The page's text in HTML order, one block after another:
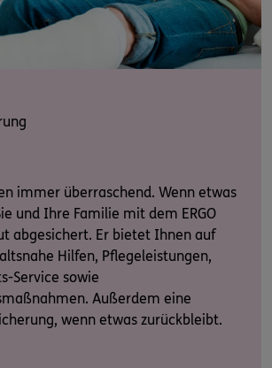
immer überraschend. Wenn etwas
und Ihre Familie mit dem ERGO
abgesichert. Er bietet Ihnen auf
Hilfen, Pflegeleistungen,
Service sowie
Außerdem eine
wenn etwas zurückbleibt.